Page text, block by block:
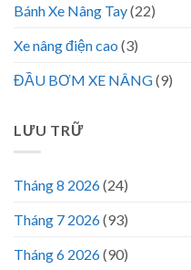
Bánh Xe Nâng Tay(22)
Xe nâng điện cao (3)
ĐẦU BƠM XE NÂNG(9)
LƯU TRỮ
Tháng 8 2026(24)
Tháng 7 2026(93)
Tháng 6 2026(90)